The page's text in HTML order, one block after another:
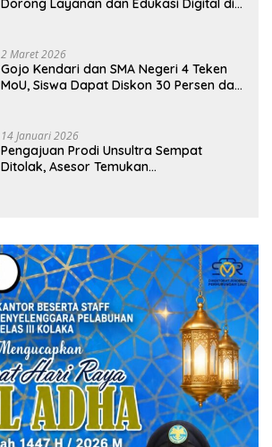
Dorong Layanan dan Edukasi Digital di
2 Maret 2026
Gojo Kendari dan SMA Negeri 4 Teken
MoU, Siswa Dapat Diskon 30 Persen dan
14 Januari 2026
Pengajuan Prodi Unsultra Sempat
Ditolak, Asesor Temukan